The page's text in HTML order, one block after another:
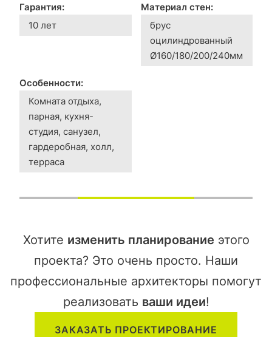
Гарантия:
10 лет
Материал стен:
брус
оцилиндрованный
Ø160/180/200/240мм
Особенности:
Комната отдыха,
парная, кухня-
студия, санузел,
гардеробная, холл,
терраса
Хотите изменить планирование этого
проекта? Это очень просто. Наши
профессиональные архитекторы помогут
реализовать ваши идеи!
ЗАКАЗАТЬ ПРОЕКТИРОВАНИЕ